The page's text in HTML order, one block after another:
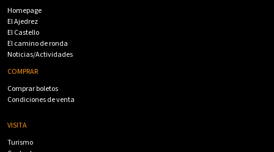
Homepage
El Ajedrez
El Castello
El camino de ronda
Noticias/Actividades
COMPRAR
Comprar boletos
Condiciones de venta
VISITA
Turismo